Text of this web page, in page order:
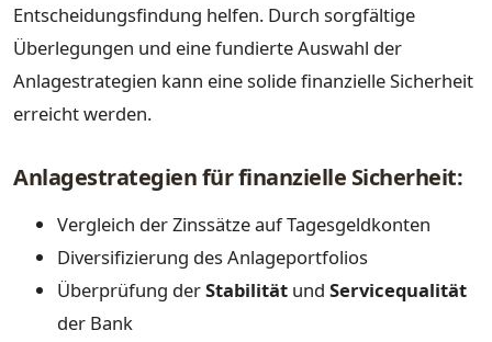
Entscheidungsfindung helfen. Durch sorgfältige
Überlegungen und eine fundierte Auswahl der
Anlagestrategien kann eine solide finanzielle Sicherheit
erreicht werden.
Anlagestrategien für finanzielle Sicherheit:
Vergleich der Zinssätze auf Tagesgeldkonten
Diversifizierung des Anlageportfolios
Überprüfung derStabilität und Servicequalität
der Bank